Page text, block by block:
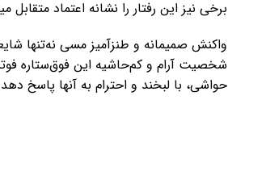
برخی نیز این رفتار را نشانه اعتماد
واکنش صمیمانه و طنزآمیز مسی نه‌تنها
شخصیت آرام و کم‌حاشیه این فوق‌ستاره
حواشی، با لبخند و احترام به آنها پاسخ